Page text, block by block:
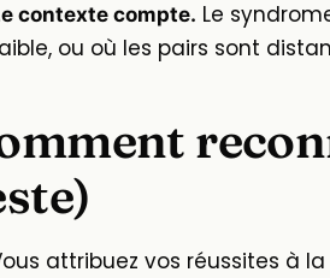
contexte compte. Le
ou où les pairs sont
attribuez vos réussites à